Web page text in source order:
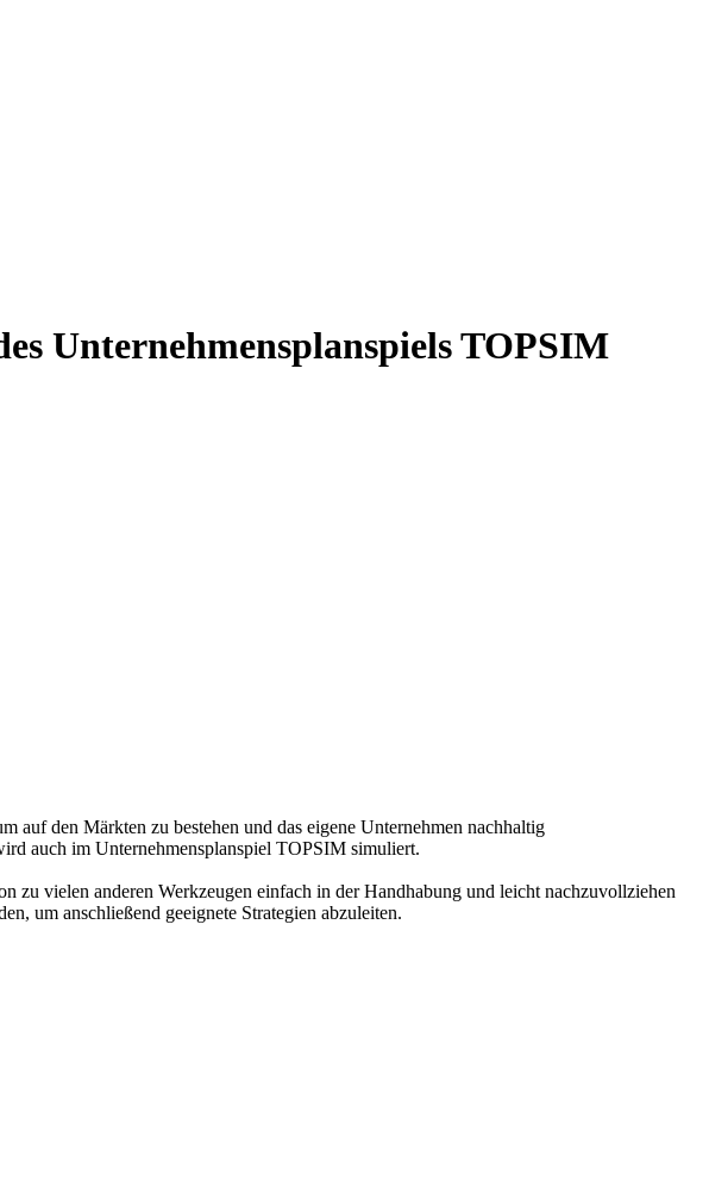
Unternehmensplanspiels TOPSIM
auf den Märkten zu bestehen und das eigene Unternehmen nachhaltig
auch im Unternehmensplanspiel TOPSIM simuliert.
zu vielen anderen Werkzeugen einfach in der Handhabung und leicht nachzuvollziehen
um anschließend geeignete Strategien abzuleiten.